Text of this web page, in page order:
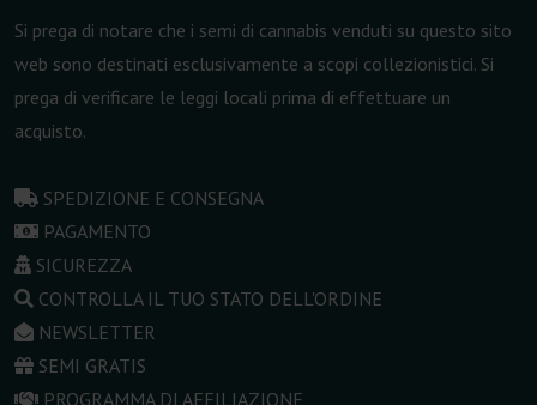
Si prega di notare che i semi di cannabis venduti su questo sito
web sono destinati esclusivamente a scopi collezionistici. Si
prega di verificare le leggi locali prima di effettuare un
acquisto.
SPEDIZIONE E CONSEGNA
PAGAMENTO
SICUREZZA
CONTROLLA IL TUO STATO DELL'ORDINE
NEWSLETTER
SEMI GRATIS
PROGRAMMA DI AFFILIAZIONE